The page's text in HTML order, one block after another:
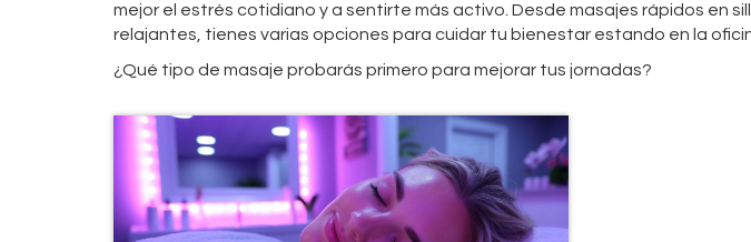
mejor el estrés cotidiano y a sentirte más activo. Desde masajes rápidos en
relajantes, tienes varias opciones para cuidar tu bienestar estando en la
¿Qué tipo de masaje probarás primero para mejorar tus jornadas?